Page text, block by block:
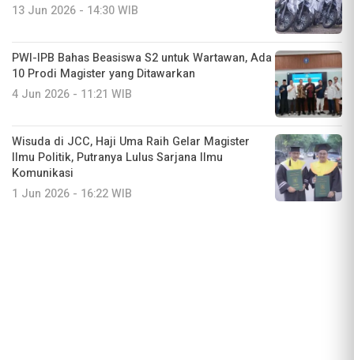
13 Jun 2026 - 14:30 WIB
PWI-IPB Bahas Beasiswa S2 untuk Wartawan, Ada
10 Prodi Magister yang Ditawarkan
4 Jun 2026 - 11:21 WIB
Wisuda di JCC, Haji Uma Raih Gelar Magister
Ilmu Politik, Putranya Lulus Sarjana Ilmu
Komunikasi
1 Jun 2026 - 16:22 WIB